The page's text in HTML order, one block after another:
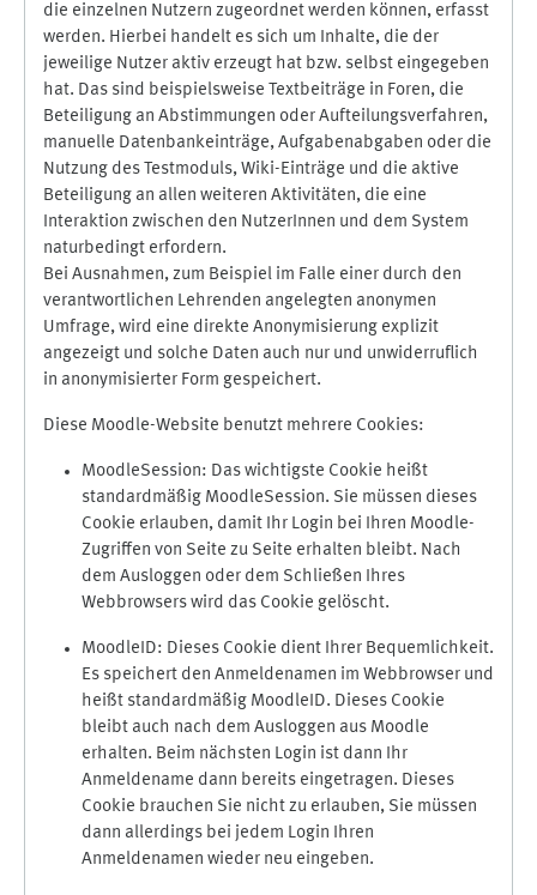
die einzelnen Nutzern zugeordnet werden können, erfasst
werden. Hierbei handelt es sich um Inhalte, die der
jeweilige Nutzer aktiv erzeugt hat bzw. selbst eingegeben
hat. Das sind beispielsweise Textbeiträge in Foren, die
Beteiligung an Abstimmungen oder Aufteilungsverfahren,
manuelle Datenbankeinträge, Aufgabenabgaben oder die
Nutzung des Testmoduls, Wiki-Einträge und die aktive
Beteiligung an allen weiteren Aktivitäten, die eine
Interaktion zwischen den NutzerInnen und dem System
naturbedingt erfordern.
Bei Ausnahmen, zum Beispiel im Falle einer durch den
verantwortlichen Lehrenden angelegten anonymen
Umfrage, wird eine direkte Anonymisierung explizit
angezeigt und solche Daten auch nur und unwiderruflich
in anonymisierter Form gespeichert.
Diese Moodle-Website benutzt mehrere Cookies:
MoodleSession: Das wichtigste Cookie heißt
standardmäßig MoodleSession. Sie müssen dieses
Cookie erlauben, damit Ihr Login bei Ihren Moodle-
Zugriffen von Seite zu Seite erhalten bleibt. Nach
dem Ausloggen oder dem Schließen Ihres
Webbrowsers wird das Cookie gelöscht.
MoodleID: Dieses Cookie dient Ihrer Bequemlichkeit.
Es speichert den Anmeldenamen im Webbrowser und
heißt standardmäßig MoodleID. Dieses Cookie
bleibt auch nach dem Ausloggen aus Moodle
erhalten. Beim nächsten Login ist dann Ihr
Anmeldename dann bereits eingetragen. Dieses
Cookie brauchen Sie nicht zu erlauben, Sie müssen
dann allerdings bei jedem Login Ihren
Anmeldenamen wieder neu eingeben.